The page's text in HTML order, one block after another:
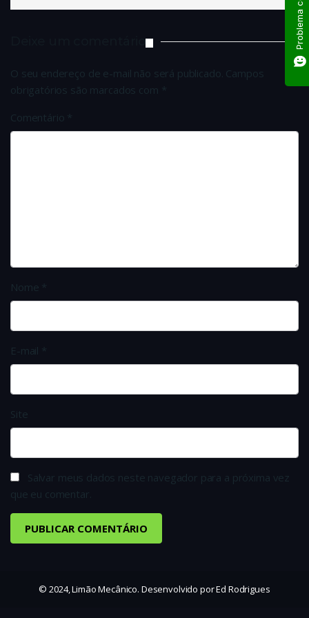
Deixe um comentário
O seu endereço de e-mail não será publicado. Campos
obrigatórios são marcados com *
Comentário *
Nome *
E-mail *
Site
Salvar meus dados neste navegador para a próxima vez
que eu comentar.
© 2024, Limão Mecânico. Desenvolvido por Ed Rodrigues